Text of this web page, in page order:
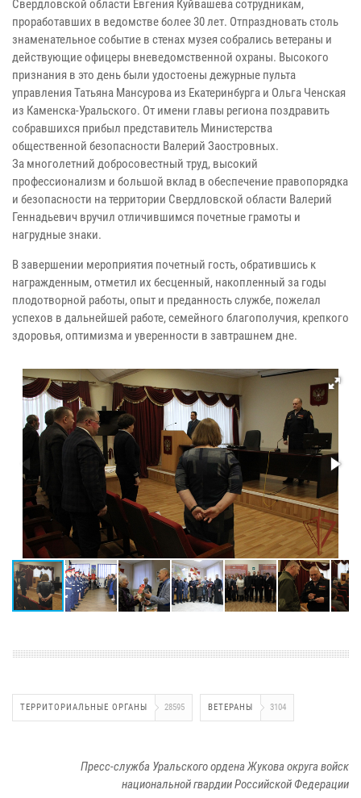
Свердловской области Евгения Куйвашева сотрудникам,
проработавших в ведомстве более 30 лет. Отпраздновать столь
знаменательное событие в стенах музея собрались ветераны и
действующие офицеры вневедомственной охраны. Высокого
признания в это день были удостоены дежурные пульта
управления Татьяна Мансурова из Екатеринбурга и Ольга Ченская
из Каменска-Уральского. От имени главы региона поздравить
собравшихся прибыл представитель Министерства
общественной безопасности Валерий Заостровных.
За многолетний добросовестный труд, высокий
профессионализм и большой вклад в обеспечение правопорядка
и безопасности на территории Свердловской области Валерий
Геннадьевич вручил отличившимся почетные грамоты и
нагрудные знаки.
В завершении мероприятия почетный гость, обратившись к
награжденным, отметил их бесценный, накопленный за годы
плодотворной работы, опыт и преданность службе, пожелал
успехов в дальнейшей работе, семейного благополучия, крепкого
здоровья, оптимизма и уверенности в завтрашнем дне.
ТЕРРИТОРИАЛЬНЫЕ ОРГАНЫ 28595 ВЕТЕРАНЫ 3104
Пресс-служба Уральского ордена Жукова округа войск
национальной гвардии Российской Федерации